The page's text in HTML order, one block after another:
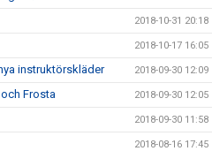
2018-10-31 20:18
2018-10-17 16:05
instruktörskläder 2018-09-30 12:09
Frosta 2018-09-30 12:05
2018-09-30 11:58
2018-08-16 17:45